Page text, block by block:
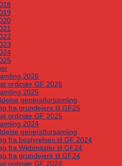
2026
ordinær GF 2026
2025
generalforsamling
fra grundejere til GF25
ordinær GF 2025
2024
generalforsamling
fra bestyrelsen til GF 2024
fra Webmaster til GF24
fra grundejere til GF24
ordinær GF 2024